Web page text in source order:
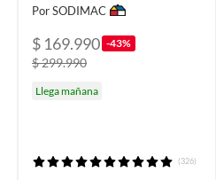
Por SODIMAC
$ 169.990 -43%
$ 299.990
Llega mañana
(326)